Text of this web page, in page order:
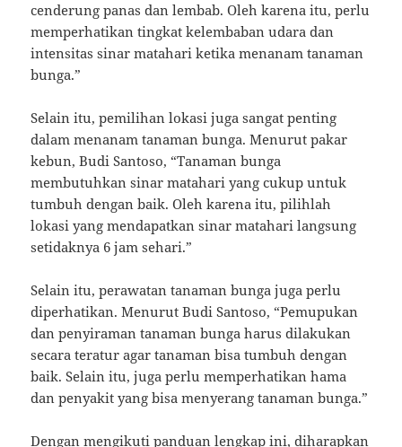
cenderung panas dan lembab. Oleh karena itu, perlu
memperhatikan tingkat kelembaban udara dan
intensitas sinar matahari ketika menanam tanaman
bunga.”
Selain itu, pemilihan lokasi juga sangat penting
dalam menanam tanaman bunga. Menurut pakar
kebun, Budi Santoso, “Tanaman bunga
membutuhkan sinar matahari yang cukup untuk
tumbuh dengan baik. Oleh karena itu, pilihlah
lokasi yang mendapatkan sinar matahari langsung
setidaknya 6 jam sehari.”
Selain itu, perawatan tanaman bunga juga perlu
diperhatikan. Menurut Budi Santoso, “Pemupukan
dan penyiraman tanaman bunga harus dilakukan
secara teratur agar tanaman bisa tumbuh dengan
baik. Selain itu, juga perlu memperhatikan hama
dan penyakit yang bisa menyerang tanaman bunga.”
Dengan mengikuti panduan lengkap ini, diharapkan